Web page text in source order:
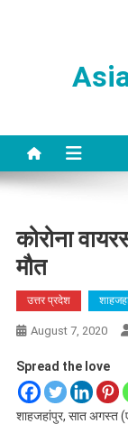
कोरोना
मौत
उत्तर प्रदेश
August 7, 2020
Spread the love
शाहजहांपुर, सात अगस्त